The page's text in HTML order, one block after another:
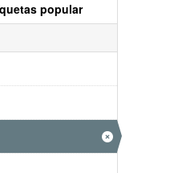
popular